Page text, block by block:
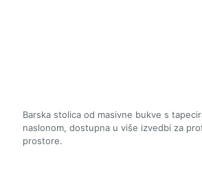
Barska stolica od masivne bukve s
naslonom, dostupna u više izvedbi za
prostore.